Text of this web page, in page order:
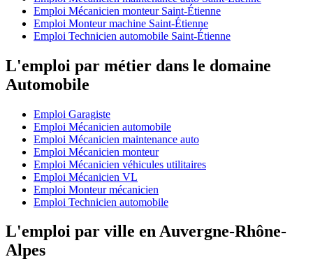
Emploi Mécanicien monteur Saint-Étienne
Emploi Monteur machine Saint-Étienne
Emploi Technicien automobile Saint-Étienne
L'emploi par métier dans le domaine
Automobile
Emploi Garagiste
Emploi Mécanicien automobile
Emploi Mécanicien maintenance auto
Emploi Mécanicien monteur
Emploi Mécanicien véhicules utilitaires
Emploi Mécanicien VL
Emploi Monteur mécanicien
Emploi Technicien automobile
L'emploi par ville en Auvergne-Rhône-
Alpes